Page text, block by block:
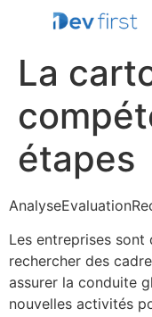
La
étapes
AnalyseEvaluation
Les entreprises sont
rechercher des
assurer la conduite
nouvelles activités